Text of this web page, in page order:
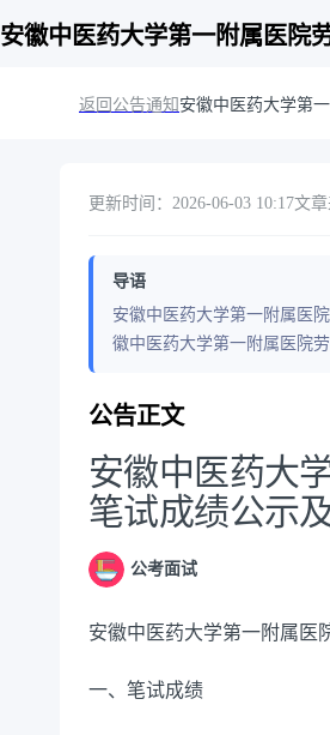
安徽中医药大学第一附属医院
返回公告通知 安徽中医药大学第
更新时间：2026-06-03 10:17文
导语
安徽中医药大学第一附属医
徽中医药大学第一附属医院
公告正文
安徽中医药大
笔试成绩公示
公考面试
安徽中医药大学第一附属医
一、笔试成绩